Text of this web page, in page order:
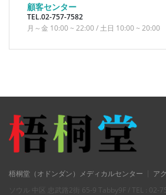
顧客センター
TEL.02-757-7582
月～金 10:00 ~ 22:00 / 土日 10:00 ~ 20:00
梧桐堂（オドンダン）メディカルセンター
ア
ソウル 中区 忠武路2街 65-9 Tabby9F / TEL : 02-